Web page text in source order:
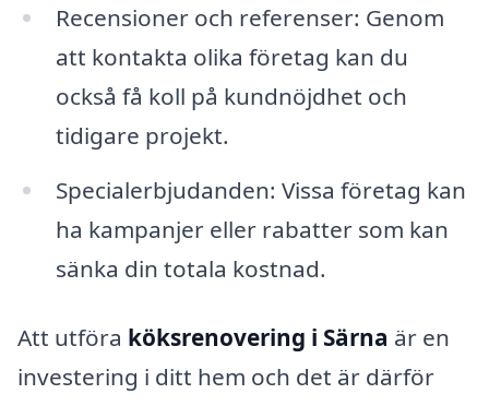
Recensioner och referenser: Genom
att kontakta olika företag kan du
också få koll på kundnöjdhet och
tidigare projekt.
Specialerbjudanden: Vissa företag kan
ha kampanjer eller rabatter som kan
sänka din totala kostnad.
Att utföra köksrenovering i Särna är en
investering i ditt hem och det är därför